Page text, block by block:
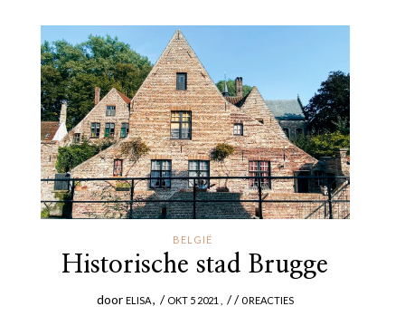
BELGIË
Historische stad Brugge
door ELISA / OKT 5 2021 / / 0 REACTIES